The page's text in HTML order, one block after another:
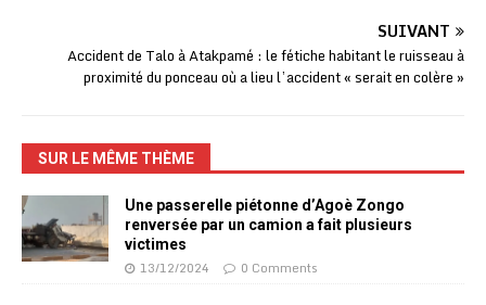
SUIVANT
Accident de Talo à Atakpamé : le fétiche habitant le ruisseau à
proximité du ponceau où a lieu l’accident « serait en colère »
SUR LE MÊME THÈME
Une passerelle piétonne d’Agoè Zongo
renversée par un camion a fait plusieurs
victimes
13/12/2024 0 Comments